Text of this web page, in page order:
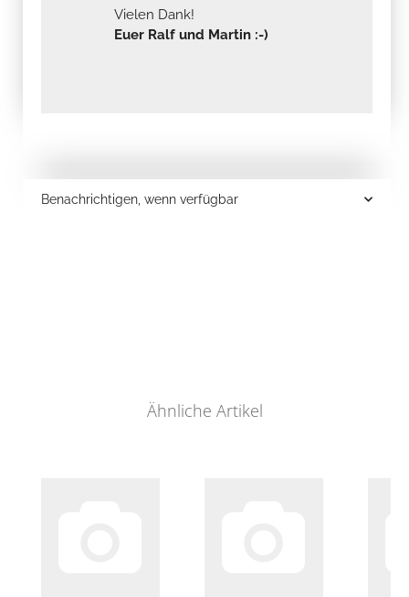
Vielen Dank!
Euer Ralf und Martin :-)
Benachrichtigen, wenn verfügbar
Ähnliche Artikel